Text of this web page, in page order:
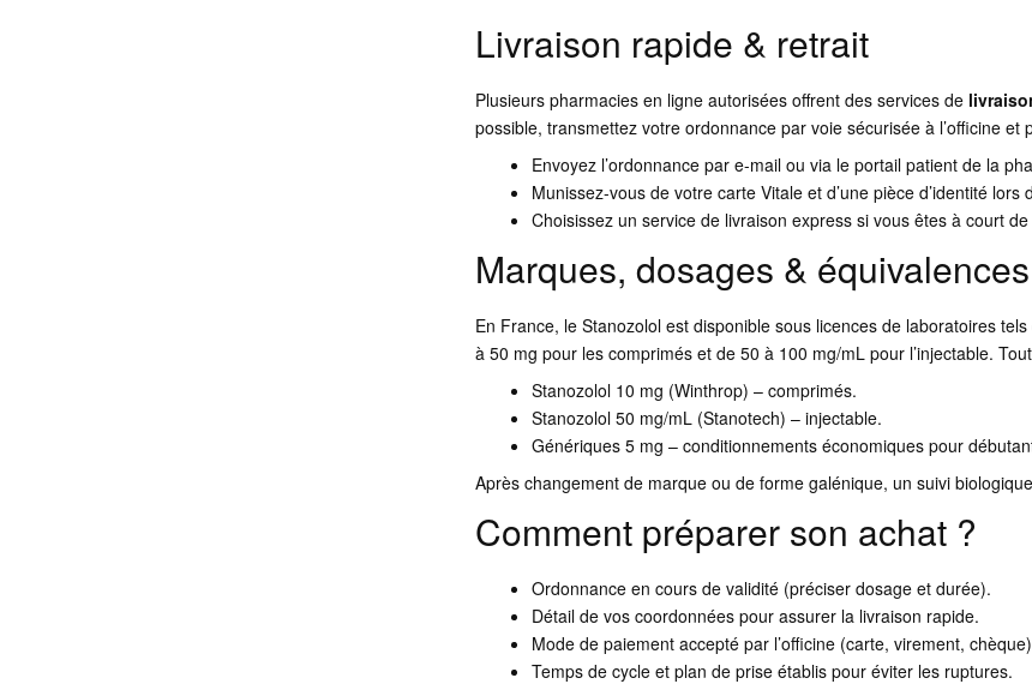
Livraison rapide & retrait
Plusieurs pharmacies en ligne autorisées offrent des services de
possible, transmettez votre ordonnance par voie sécurisée à l’officine
Envoyez l’ordonnance par e-mail ou via le portail patient de la
Munissez-vous de votre carte Vitale et d’une pièce d’identité lors
Choisissez un service de livraison express si vous êtes à court
Marques, dosages & équivalences
En France, le Stanozolol est disponible sous licences de laboratoires
à 50 mg pour les comprimés et de 50 à 100 mg/mL pour l’injectable.
Stanozolol 10 mg (Winthrop) – comprimés.
Stanozolol 50 mg/mL (Stanotech) – injectable.
Génériques 5 mg – conditionnements économiques pour
Après changement de marque ou de forme galénique, un suivi
Comment préparer son achat ?
Ordonnance en cours de validité (préciser dosage et durée).
Détail de vos coordonnées pour assurer la livraison rapide.
Mode de paiement accepté par l’officine (carte, virement,
Temps de cycle et plan de prise établis pour éviter les ruptures.